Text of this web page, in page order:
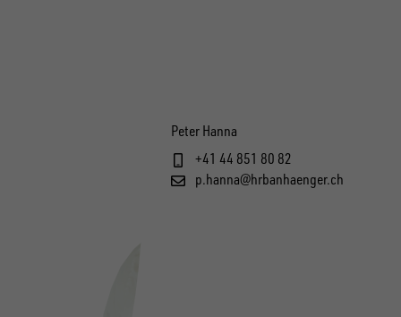
Peter Hanna
+41 44 851 80 82
p.hanna@hrbanhaenger.ch